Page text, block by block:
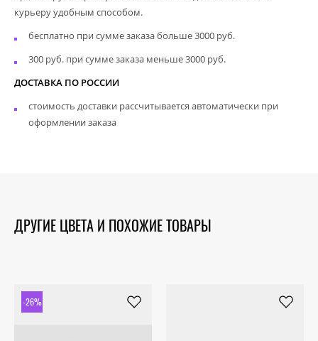
курьеру удобным способом.
бесплатно при сумме заказа больше 3000 руб.
300 руб. при сумме заказа меньше 3000 руб.
ДОСТАВКА ПО РОССИИ
стоимость доставки рассчитывается автоматически при
оформлении заказа
ДРУГИЕ ЦВЕТА И ПОХОЖИЕ ТОВАРЫ
-26%